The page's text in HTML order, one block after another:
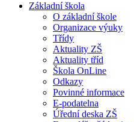
Základní škola
O základní škole
Organizace výuky
Třídy
Aktuality ZŠ
Aktuality tříd
Škola OnLine
Odkazy
Povinné informace
E-podatelna
Úřední deska ZŠ